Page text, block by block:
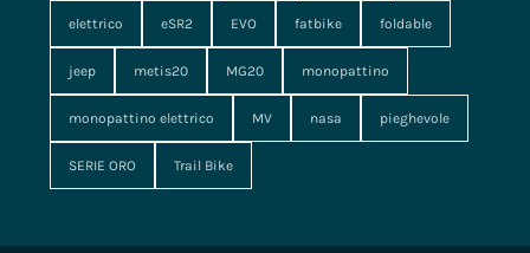
elettrico eSR2 EVO fatbike foldable
jeep metis20 MG20 monopattino
monopattino elettrico MV nasa pieghevole
SERIE ORO Trail Bike